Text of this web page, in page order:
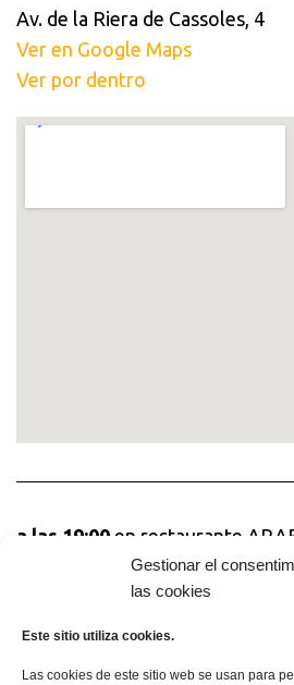
Gestionar el
las cookies
Este sitio utiliza cookies.
Las cookies de este sitio web se usan para
Av. de la Riera de Cassoles, 4
Ver en Google Maps
Ver por dentro
a las 19:00 en restaurante
Carrer dels Escudellers, 25
ver en Google Maps
ver por dentro